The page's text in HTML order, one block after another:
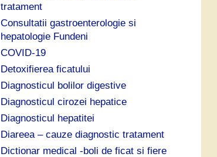
tratament
Consultatii gastroenterologie si
hepatologie Fundeni
COVID-19
Detoxifierea ficatului
Diagnosticul bolilor digestive
Diagnosticul cirozei hepatice
Diagnosticul hepatitei
Diareea – cauze diagnostic tratament
Dictionar medical -boli de ficat si fiere